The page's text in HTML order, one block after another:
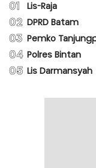
01 Lis-Raja
02 DPRD Batam
03 Pemko
04 Polres Bintan
05 Lis Darmansyah